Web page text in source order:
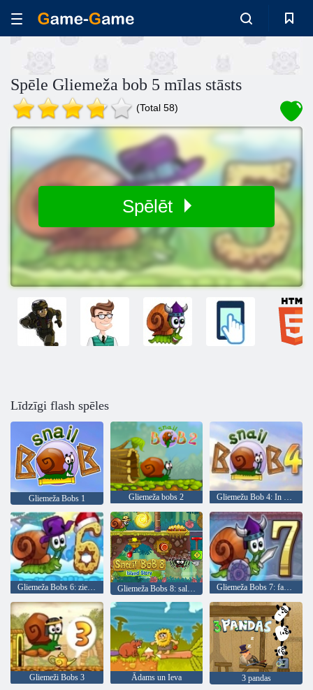
Spēle Gliemeža bob 5 mīlas stāsts
(Total 58)
Spēlēt
Līdzīgi flash spēles
Gliemeža Bobs 1 Gliemeža bobs 2 Gliemežu Bob 4: In Space
Gliemeža Bobs 6: ziemas stāsts Gliemeža Bobs 8: salas stāsts Gliemeža Bobs 7: fantāzijas stāsts
Gliemeži Bobs 3 Ādams un Ieva 3 pandas